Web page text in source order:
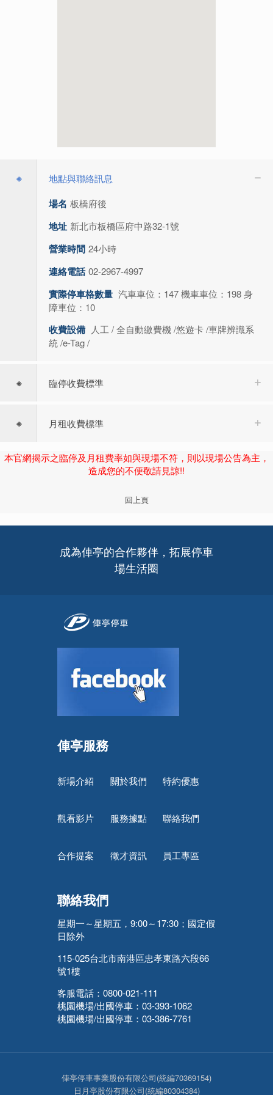
※ 地點與聯絡訊息
場名 板橋府後
地址 新北市板橋區府中路32-1號
營業時間 24小時
連絡電話 02-2967-4997
實際停車格數量 汽車車位：147 機車車位：198 身
障車位：10
收費設備 人工 / 全自動繳費機 /悠遊卡 /車牌辨識系
統 /e-Tag /
※ 臨停收費標準
※ 月租收費標準
本官網揭示之臨停及月租費率如與現場不符，則以現場公告為主，
造成您的不便敬請見諒!!
回上頁
成為俥亭的合作夥伴，拓展停車
場生活圈
俥亭服務
新場介紹 關於我們 特約優惠
觀看影片 服務據點 聯絡我們
合作提案 徵才資訊 員工專區
聯絡我們
星期一～星期五，9:00～17:30；國定假
日除外
115-025台北市南港區忠孝東路六段66
號1樓
客服電話：0800-021-111
桃園機場/出國停車：03-393-1062
桃園機場/出國停車：03-386-7761
俥亭停車事業股份有限公司(統編70369154)
日月亭股份有限公司(統編80304384)